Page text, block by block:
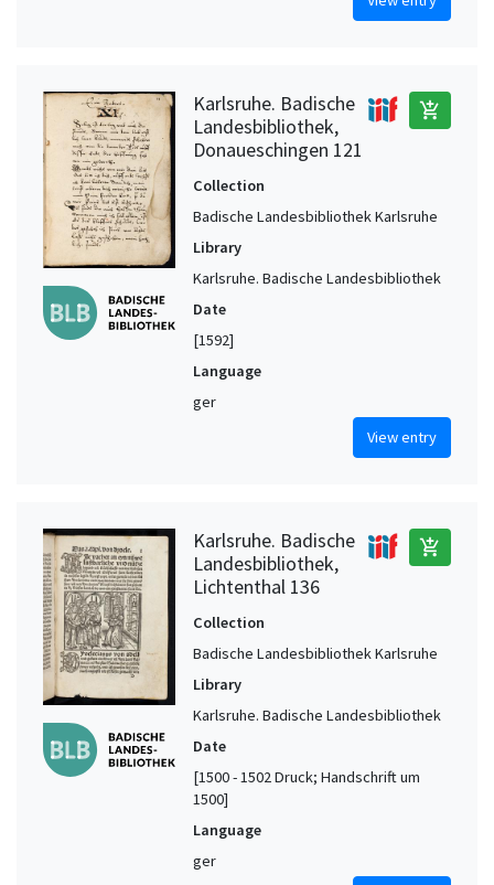
Karlsruhe. Badische
Landesbibliothek,
Donaueschingen 121
add_shopping_cart
Collection
Badische Landesbibliothek Karlsruhe
Library
Karlsruhe. Badische Landesbibliothek
Date
[1592]
Language
ger
View entry
Karlsruhe. Badische
Landesbibliothek,
Lichtenthal 136
add_shopping_cart
Collection
Badische Landesbibliothek Karlsruhe
Library
Karlsruhe. Badische Landesbibliothek
Date
[1500 - 1502 Druck; Handschrift um
1500]
Language
ger